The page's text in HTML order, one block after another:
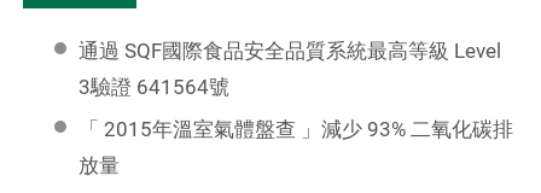
通過 SQF國際食品安全品質系統最高等級 Level
3驗證 641564號
「 2015年溫室氣體盤查 」減少 93% 二氧化碳排
放量